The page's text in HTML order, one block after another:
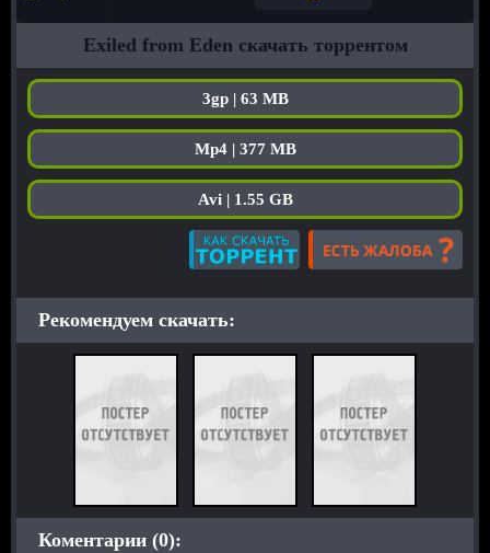
Exiled from Eden скачать торрентом
3gp | 63 MB
Mp4 | 377 MB
Avi | 1.55 GB
Рекомендуем скачать:
Коментарии (0):